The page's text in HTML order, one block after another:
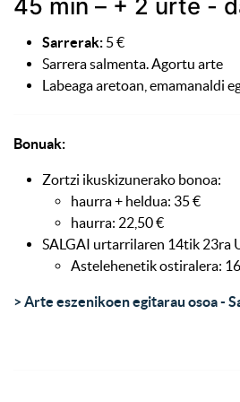
45 min – + 2 urte -
Sarrerak: 5 €
Sarrera salmenta. Agortu arte
Labeaga aretoan, emamanaldi
Bonuak:
Zortzi ikuskizunerako bonoa:
haurra + heldua: 35 €
haurra: 22,50 €
SALGAI urtarrilaren 14tik 23ra
Astelehenetik ostiralera:
> Arte eszenikoen egitarau osoa -